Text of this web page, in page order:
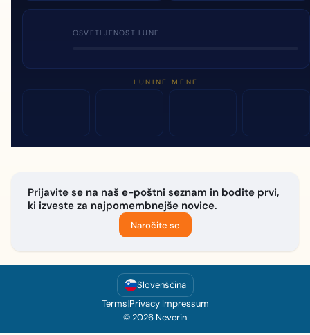
OSVETLJENOST LUNE
LUNINE MENE
Prijavite se na naš e-poštni seznam in bodite prvi,
ki izveste za najpomembnejše novice.
Naročite se
Slovenščina
Terms|Privacy|Impressum
© 2026 Neverin